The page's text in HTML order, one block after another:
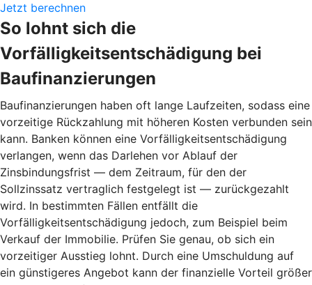
Jetzt berechnen
So lohnt sich die
Vorfälligkeitsentschädigung bei
Baufinanzierungen
Baufinanzierungen haben oft lange Laufzeiten, sodass eine
vorzeitige Rückzahlung mit höheren Kosten verbunden sein
kann. Banken können eine Vorfälligkeitsentschädigung
verlangen, wenn das Darlehen vor Ablauf der
Zinsbindungsfrist — dem Zeitraum, für den der
Sollzinssatz vertraglich festgelegt ist — zurückgezahlt
wird. In bestimmten Fällen entfällt die
Vorfälligkeitsentschädigung jedoch, zum Beispiel beim
Verkauf der Immobilie. Prüfen Sie genau, ob sich ein
vorzeitiger Ausstieg lohnt. Durch eine Umschuldung auf
ein günstigeres Angebot kann der finanzielle Vorteil größer